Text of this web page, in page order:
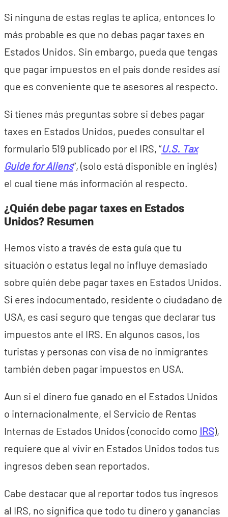
Si ninguna de estas reglas te aplica, entonces lo
más probable es que no debas pagar taxes en
Estados Unidos. Sin embargo, pueda que tengas
que pagar impuestos en el país donde resides así
que es conveniente que te asesores al respecto.
Si tienes más preguntas sobre si debes pagar
taxes en Estados Unidos, puedes consultar el
formulario 519 publicado por el IRS, “U.S. Tax
Guide for Aliens”, (solo está disponible en inglés)
el cual tiene más información al respecto.
¿Quién debe pagar taxes en Estados
Unidos? Resumen
Hemos visto a través de esta guía que tu
situación o estatus legal no influye demasiado
sobre quién debe pagar taxes en Estados Unidos.
Si eres indocumentado, residente o ciudadano de
USA, es casi seguro que tengas que declarar tus
impuestos ante el IRS. En algunos casos, los
turistas y personas con visa de no inmigrantes
también deben pagar impuestos en USA.
Aun si el dinero fue ganado en el Estados Unidos
o internacionalmente, el Servicio de Rentas
Internas de Estados Unidos (conocido como IRS),
requiere que al vivir en Estados Unidos todos tus
ingresos deben sean reportados.
Cabe destacar que al reportar todos tus ingresos
al IRS, no significa que todo tu dinero y ganancias